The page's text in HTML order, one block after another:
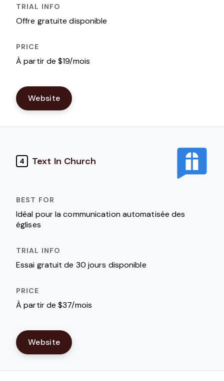
Offre gratuite disponible
À partir de $19/mois
Website
4 Text In Church
Idéal pour la communication automatisée des
églises
Essai gratuit de 30 jours disponible
À partir de $37/mois
Website